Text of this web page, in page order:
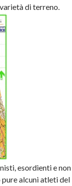
di terreno.
esordienti e non
alcuni atleti del